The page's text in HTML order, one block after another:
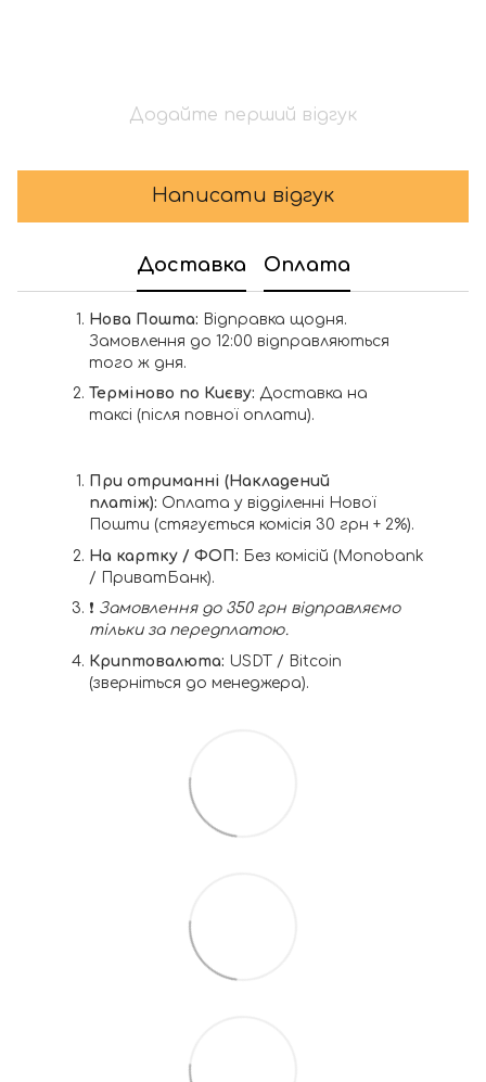
Додайте перший відгук
Написати відгук
Доставка Оплата
Нова Пошта: Відправка щодня.
Замовлення до 12:00 відправляються
того ж дня.
Терміново по Києву: Доставка на
таксі (після повної оплати).
При отриманні (Накладений
платіж): Оплата у відділенні Нової
Пошти (стягується комісія 30 грн + 2%).
На картку / ФОП: Без комісій (Monobank
/ ПриватБанк).
❗️ Замовлення до 350 грн відправляємо
тільки за передплатою.
Криптовалюта: USDT / Bitcoin
(зверніться до менеджера).